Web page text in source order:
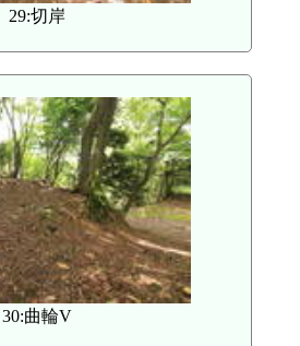
29:切岸
30:曲輪V